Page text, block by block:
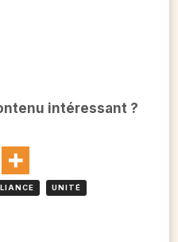
intéressant ?
UNITÉ